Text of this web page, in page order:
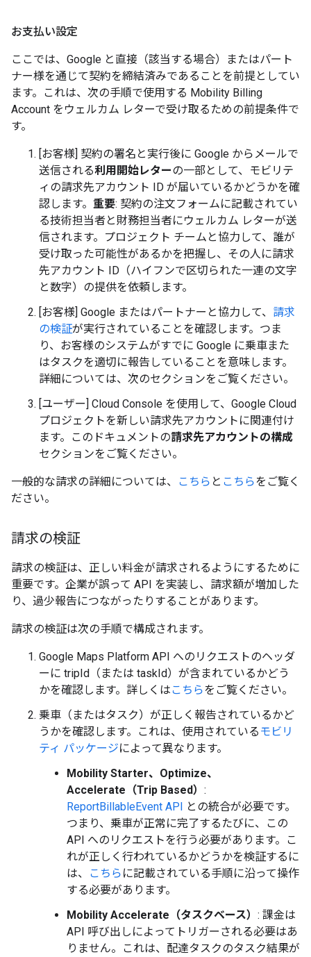
お支払い設定
ここでは、Google と直接（該当する場合）またはパート
ナー様を通じて契約を締結済みであることを前提としてい
ます。これは、次の手順で使用する Mobility Billing
Account をウェルカム レターで受け取るための前提条件で
す。
[お客様] 契約の署名と実行後に Google からメールで
送信される利用開始レターの一部として、モビリテ
ィの請求先アカウント ID が届いているかどうかを確
認します。 重要: 契約の注文フォームに記載されてい
る技術担当者と財務担当者にウェルカム レターが送
信されます。プロジェクト チームと協力して、誰が
受け取った可能性があるかを把握し、その人に請求
先アカウント ID（ハイフンで区切られた一連の文字
と数字）の提供を依頼します。
[お客様] Google またはパートナーと協力して、 請求
の検証が実行されていることを確認します。つま
り、お客様のシステムがすでに Google に乗車また
はタスクを適切に報告していることを意味します。
詳細については、次のセクションをご覧ください。
[ユーザー] Cloud Console を使用して、Google Cloud
プロジェクトを新しい請求先アカウントに関連付け
ます。このドキュメントの請求先アカウントの構成
セクションをご覧ください。
一般的な請求の詳細については、 こちら と こちらをご覧く
ださい。
請求の検証
請求の検証は、正しい料金が請求されるようにするために
重要です。企業が誤って API を実装し、請求額が増加した
り、過少報告につながったりすることがあります。
請求の検証は次の手順で構成されます。
Google Maps Platform API へのリクエストのヘッダ
ーに tripId（または taskId）が含まれているかどう
かを確認します。詳しくはこちらをご覧ください。
乗車（またはタスク）が正しく報告されているかど
うかを確認します。これは、使用されている モビリ
ティ パッケージによって異なります。
Mobility Starter、Optimize、
Accelerate（Trip Based） :
ReportBillableEvent API との統合が必要です。
つまり、乗車が正常に完了するたびに、この
API へのリクエストを行う必要があります。こ
れが正しく行われているかどうかを検証するに
は、
こちら に記載されている手順に沿って操作
する必要があります。
Mobility Accelerate（タスクベース） : 課金は
API 呼び出しによってトリガーされる必要はあ
りません。これは、配達タスクのタスク結果が